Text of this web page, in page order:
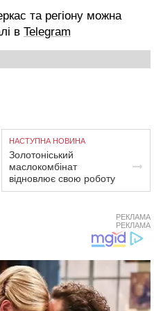
та регіону можна
в Telegram
НАСТУПНА НОВИНА
Золотоніський
маслокомбінат
відновлює свою роботу
РЕКЛАМА
РЕКЛАМА